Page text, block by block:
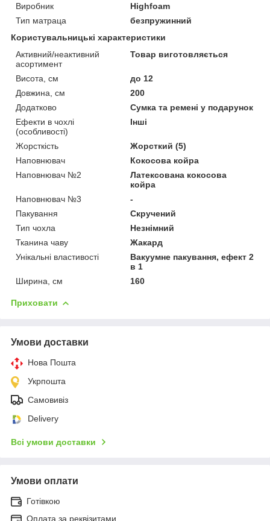
Виробник
Highfoam
Тип матраца
безпружинний
Користувальницькі характеристики
Активний/неактивний
асортимент
Товар виготовляється
Висота, см
до 12
Довжина, см
200
Додатково
Сумка та ремені у подарунок
Ефекти в чохлі
(особливості)
Інші
Жорсткість
Жорсткий (5)
Наповнювач
Кокосова койра
Наповнювач №2
Латексована кокосова
койра
Наповнювач №3
-
Пакування
Скручений
Тип чохла
Незнімний
Тканина чаву
Жакард
Унікальні властивості
Вакуумне пакування, ефект 2
в 1
Ширина, см
160
Приховати
Умови доставки
Нова Пошта
Укрпошта
Самовивіз
Delivery
Всі умови доставки
Умови оплати
Готівкою
Оплата за реквізитами